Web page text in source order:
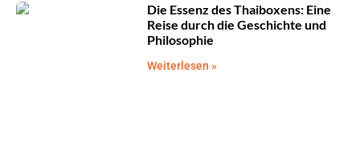
Die Essenz des Thaiboxens: Eine
Reise durch die Geschichte und
Philosophie
Weiterlesen »